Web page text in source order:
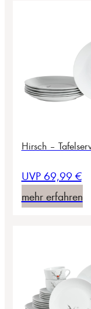
Hirsch –
UVP 69,99 €
mehr erfahren